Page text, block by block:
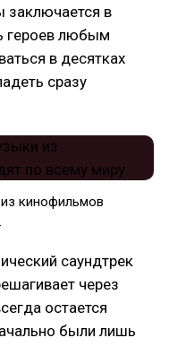
заключается в
героев любым
в десятках
сразу
кинофильмов
саундтрек
через
остается
были лишь